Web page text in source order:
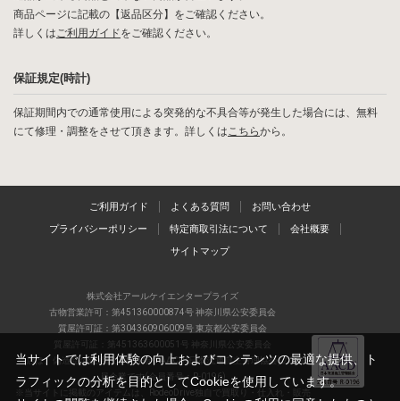
商品ページに記載の【返品区分】をご確認ください。
詳しくはご利用ガイドをご確認ください。
保証規定(時計)
保証期間内での通常使用による突発的な不具合等が発生した場合には、無料
にて修理・調整をさせて頂きます。詳しくはこちらから。
ご利用ガイド よくある質問 お問い合わせ
プライバシーポリシー 特定商取引法について 会社概要
サイトマップ
株式会社アールケイエンタープライズ
古物営業許可：第451360000874号 神奈川県公安委員会
質屋許可証：第304360906009号 東京都公安委員会
質屋許可証：第451363600051号 神奈川県公安委員会
当店は、偽造品の流通防止を目指すAACD(日本流通自主管理協会)の正会
員企業です(会員番号：R-0196)
※当サイトに掲載のアイテムは、RodeoDrive独自で買取り・仕入れ・販売
当サイトでは利用体験の向上およびコンテンツの最適な提供、ト
ラフィックの分析を目的としてCookieを使用しています。